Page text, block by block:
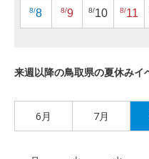
8/8 8/9 8/10 8/11
来週以降の鳥取県の夏休みイ
6月 7月